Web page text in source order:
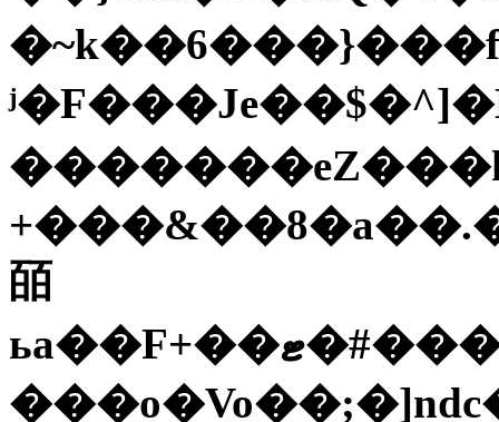
皕
ьa��F+��ޓ�#���*�O$�Em�w>�clR2jX�f�S$K${��X�F